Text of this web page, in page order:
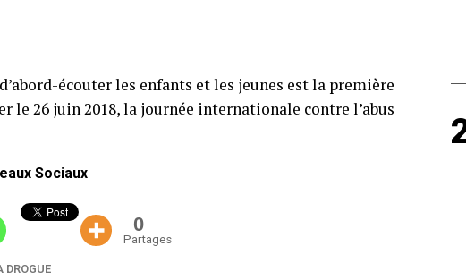
écouter les enfants et les jeunes est la première
le 26 juin 2018, la journée internationale contre l’abus
Sociaux
0
Partages
DROGUE